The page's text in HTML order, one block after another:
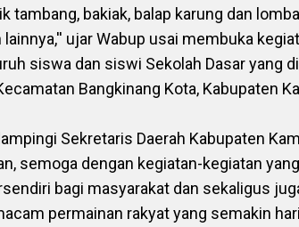
tambang, bakiak, balap karung dan
lainnya,'' ujar Wabup usai membuka
siswa dan siswi Sekolah Dasar yang
Bangkinang Kota, Kabupaten
Sekretaris Daerah Kabupaten
semoga dengan kegiatan-kegiatan
bagi masyarakat dan sekaligus
permainan rakyat yang semakin